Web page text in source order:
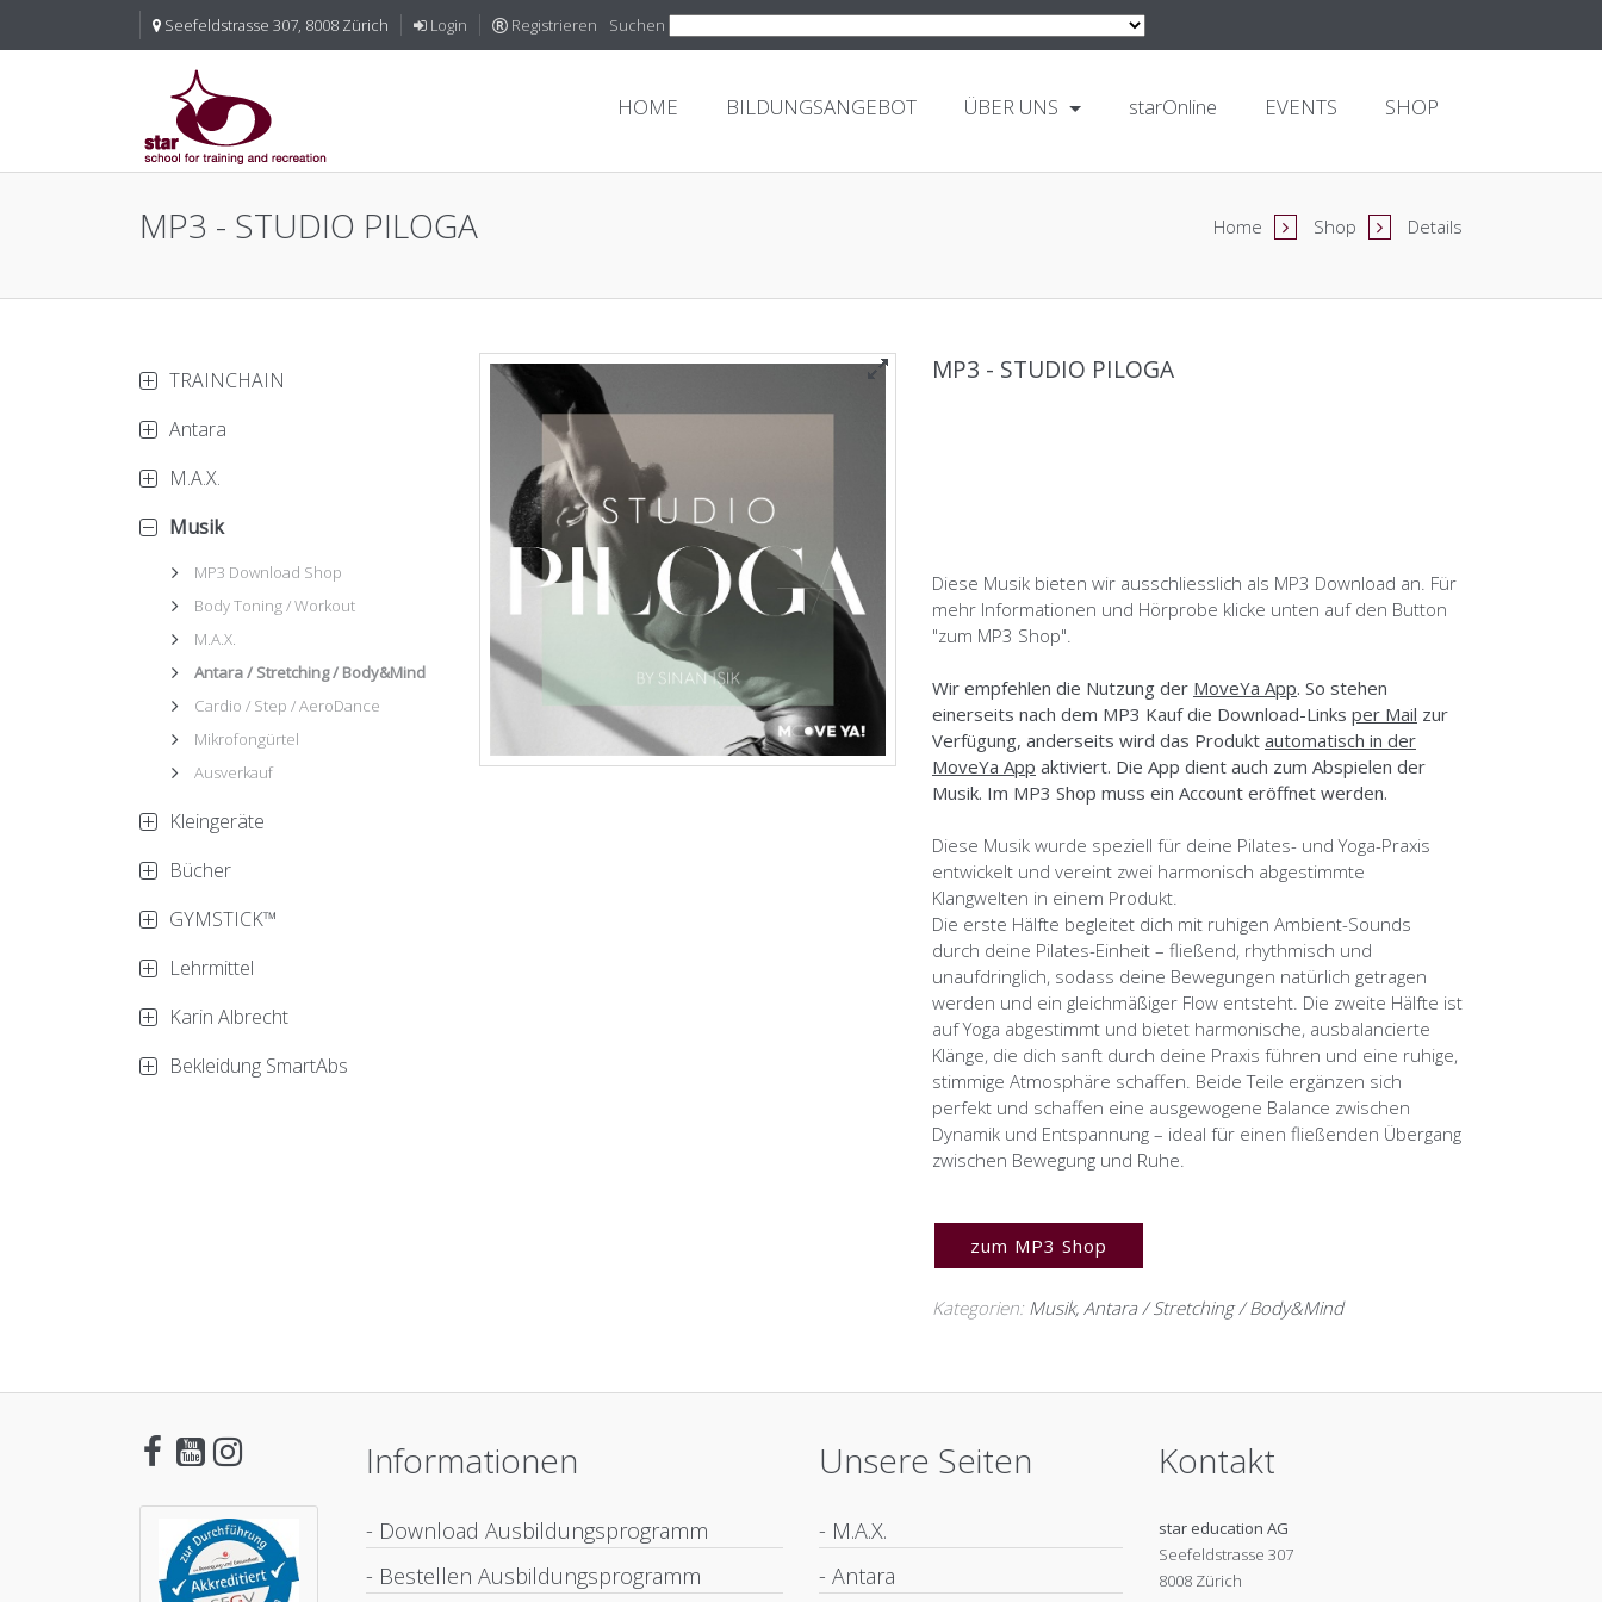
Seefeldstrasse 307, 8008 Zürich Login Registrieren Suchen
HOME BILDUNGSANGEBOT ÜBER UNS starOnline EVENTS SHOP
MP3 - STUDIO PILOGA Home Shop Details
TRAINCHAIN
Antara
M.A.X.
Musik
MP3 Download Shop
Body Toning / Workout
M.A.X.
Antara / Stretching / Body&Mind
Cardio / Step / AeroDance
Mikrofongürtel
Ausverkauf
Kleingeräte
Bücher
GYMSTICK™
Lehrmittel
Karin Albrecht
Bekleidung SmartAbs
MP3 - STUDIO PILOGA
Diese Musik bieten wir ausschliesslich als MP3 Download an. Für
mehr Informationen und Hörprobe klicke unten auf den Button
"zum MP3 Shop".
Wir empfehlen die Nutzung der MoveYa App. So stehen
einerseits nach dem MP3 Kauf die Download-Links per Mail zur
Verfügung, anderseits wird das Produkt automatisch in der
MoveYa App aktiviert. Die App dient auch zum Abspielen der
Musik. Im MP3 Shop muss ein Account eröffnet werden.
Diese Musik wurde speziell für deine Pilates- und Yoga-Praxis
entwickelt und vereint zwei harmonisch abgestimmte
Klangwelten in einem Produkt.
Die erste Hälfte begleitet dich mit ruhigen Ambient-Sounds
durch deine Pilates-Einheit – fließend, rhythmisch und
unaufdringlich, sodass deine Bewegungen natürlich getragen
werden und ein gleichmäßiger Flow entsteht. Die zweite Hälfte ist
auf Yoga abgestimmt und bietet harmonische, ausbalancierte
Klänge, die dich sanft durch deine Praxis führen und eine ruhige,
stimmige Atmosphäre schaffen. Beide Teile ergänzen sich
perfekt und schaffen eine ausgewogene Balance zwischen
Dynamik und Entspannung – ideal für einen fließenden Übergang
zwischen Bewegung und Ruhe.
zum MP3 Shop
Kategorien: Musik, Antara / Stretching / Body&Mind
Informationen
- Download Ausbildungsprogramm
- Bestellen Ausbildungsprogramm
Unsere Seiten
- M.A.X.
- Antara
Kontakt
star education AG
Seefeldstrasse 307
8008 Zürich